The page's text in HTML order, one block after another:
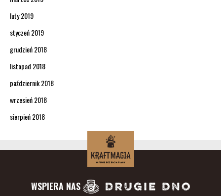
luty 2019
styczeń 2019
grudzień 2018
listopad 2018
październik 2018
wrzesień 2018
sierpień 2018
WSPIERA NAS